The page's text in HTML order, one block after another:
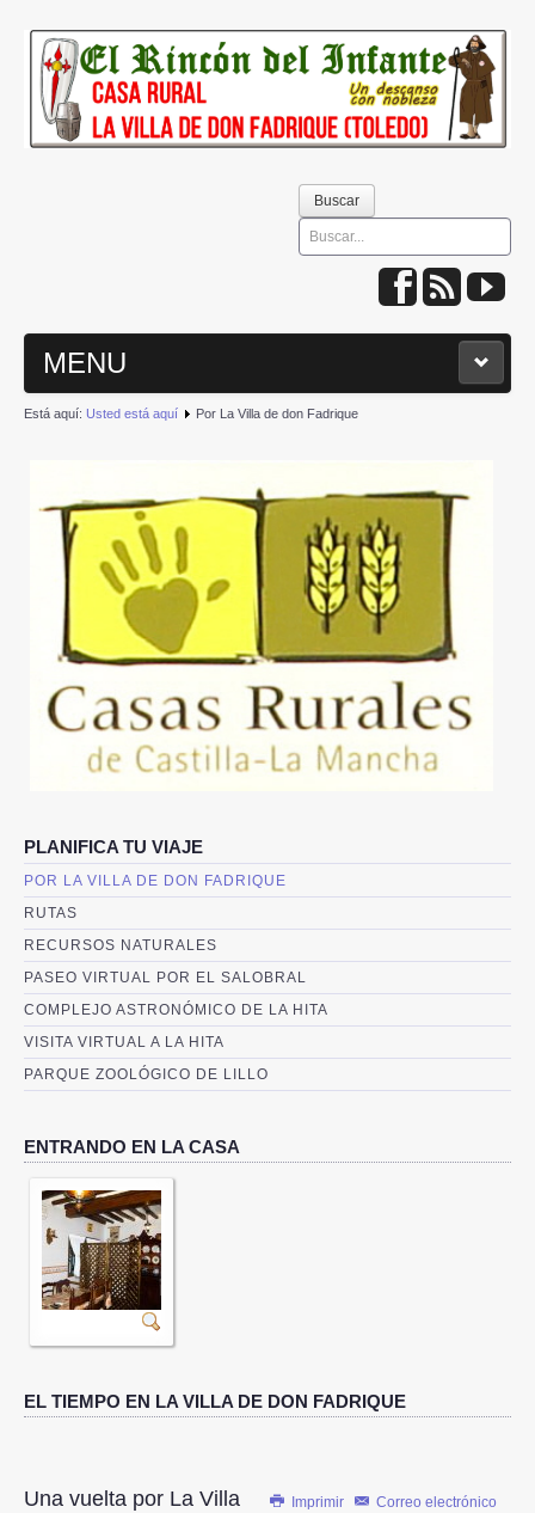
Buscar
Buscar
MENU
INICIO
DÓNDE ESTAMOS
QUÉ VISITAR
IMÁGENES
ACTUALIDAD
CONTACTO
Está aquí: Usted está aquí Por La Villa de don Fadrique
PLANIFICA TU VIAJE
POR LA VILLA DE DON FADRIQUE
RUTAS
RECURSOS NATURALES
PASEO VIRTUAL POR EL SALOBRAL
COMPLEJO ASTRONÓMICO DE LA HITA
VISITA VIRTUAL A LA HITA
PARQUE ZOOLÓGICO DE LILLO
ENTRANDO EN LA CASA
EL TIEMPO EN LA VILLA DE DON FADRIQUE
Imprimir Correo electrónico
Una vuelta por La Villa